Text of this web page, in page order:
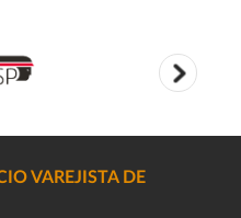
VAREJISTA DE